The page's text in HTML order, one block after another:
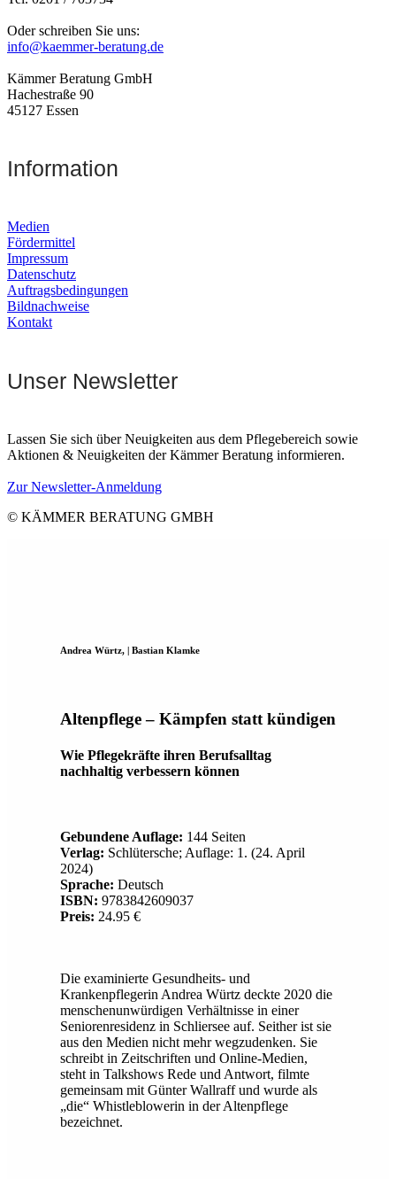
Oder schreiben Sie uns:
info@kaemmer-beratung.de
Kämmer Beratung GmbH
Hachestraße 90
45127 Essen
Information
Medien
Fördermittel
Impressum
Datenschutz
Auftragsbedingungen
Bildnachweise
Kontakt
Unser Newsletter
Lassen Sie sich über Neuigkeiten aus dem Pflegebereich sowie
Aktionen & Neuigkeiten der Kämmer Beratung informieren.
Zur Newsletter-Anmeldung
© KÄMMER BERATUNG GMBH
Andrea Würtz, | Bastian Klamke
Altenpflege – Kämpfen statt kündigen
Wie Pflegekräfte ihren Berufsalltag
nachhaltig verbessern können
Gebundene Auflage: 144 Seiten
Verlag: Schlütersche; Auflage: 1. (24. April
2024)
Sprache: Deutsch
ISBN: 9783842609037
Preis: 24.95 €
Die examinierte Gesundheits- und
Krankenpflegerin Andrea Würtz deckte 2020 die
menschenunwürdigen Verhältnisse in einer
Seniorenresidenz in Schliersee auf. Seither ist sie
aus den Medien nicht mehr wegzudenken. Sie
schreibt in Zeitschriften und Online-Medien,
steht in Talkshows Rede und Antwort, filmte
gemeinsam mit Günter Wallraff und wurde als
„die“ Whistleblowerin in der Altenpflege
bezeichnet.